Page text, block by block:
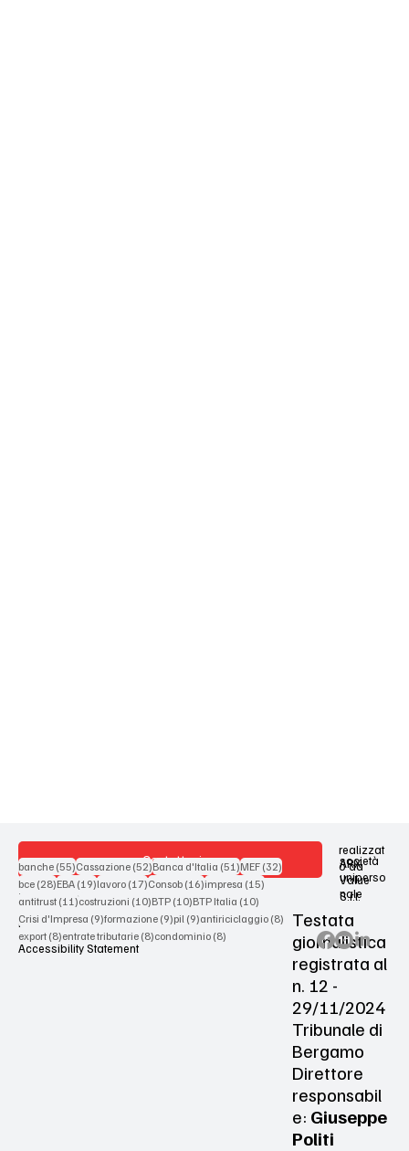
Contattaci
Terms & Conditions
Privacy Policy
Accessibility Statement
realizzat
o da
società
uniperso
nale
ARX
Value
S.r.l.
Testata
giornalistica
registrata al
n. 12 -
29/11/2024
Tribunale di
Bergamo
Direttore
responsabil
e: Giuseppe
Politi
banche (55)55 post
Cassazione (52)52 post
Banca d'Italia (51)51 post
MEF (32)32 post
bce (28)28 post
EBA (19)19 post
lavoro (17)17 post
Consob (16)16 post
impresa (15)15 post
antitrust (11)11 post
costruzioni (10)10 post
BTP (10)10 post
BTP Italia (10)10 post
Crisi d'Impresa (9)9 post
formazione (9)9 post
pil (9)9 post
antiriciclaggio (8)8 post
export (8)8 post
entrate tributarie (8)8 post
condominio (8)8 post